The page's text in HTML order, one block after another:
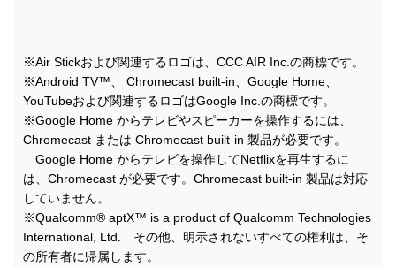
※Air Stickおよび関連するロゴは、CCC AIR Inc.の商標です。
※Android TV™、 Chromecast built-in、Google Home、
YouTubeおよび関連するロゴはGoogle Inc.の商標です。
※Google Home からテレビやスピーカーを操作するには、
Chromecast または Chromecast built-in 製品が必要です。
Google Home からテレビを操作してNetflixを再生するに
は、Chromecast が必要です。Chromecast built-in 製品は対応
していません。
※Qualcomm® aptX™ is a product of Qualcomm Technologies
International, Ltd. その他、明示されないすべての権利は、そ
の所有者に帰属します。